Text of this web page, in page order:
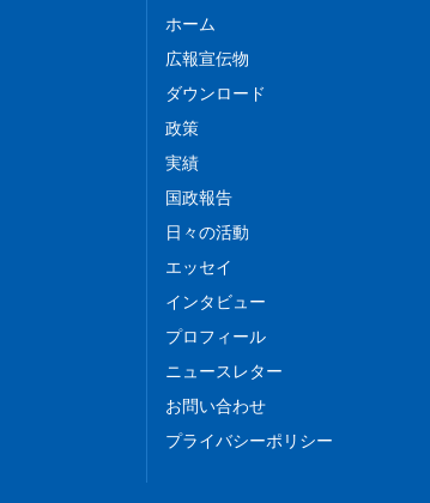
ホーム
広報宣伝物
ダウンロード
政策
実績
国政報告
日々の活動
エッセイ
インタビュー
プロフィール
ニュースレター
お問い合わせ
プライバシーポリシー